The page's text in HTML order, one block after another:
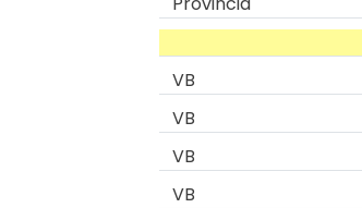
VB
VB
VB
VB